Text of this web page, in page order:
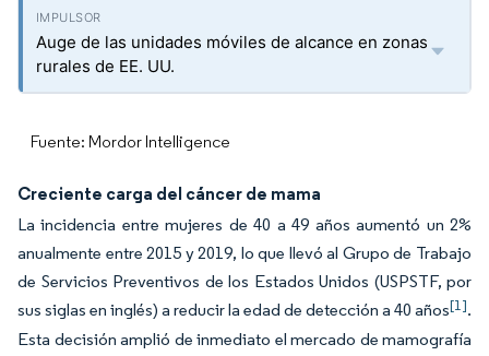
Auge de las unidades móviles de alcance en zonas
rurales de EE. UU.
Fuente: Mordor Intelligence
Creciente carga del cáncer de mama
La incidencia entre mujeres de 40 a 49 años aumentó un 2%
anualmente entre 2015 y 2019, lo que llevó al Grupo de Trabajo
de Servicios Preventivos de los Estados Unidos (USPSTF, por
sus siglas en inglés) a reducir la edad de detección a 40 años[1].
Esta decisión amplió de inmediato el mercado de mamografía